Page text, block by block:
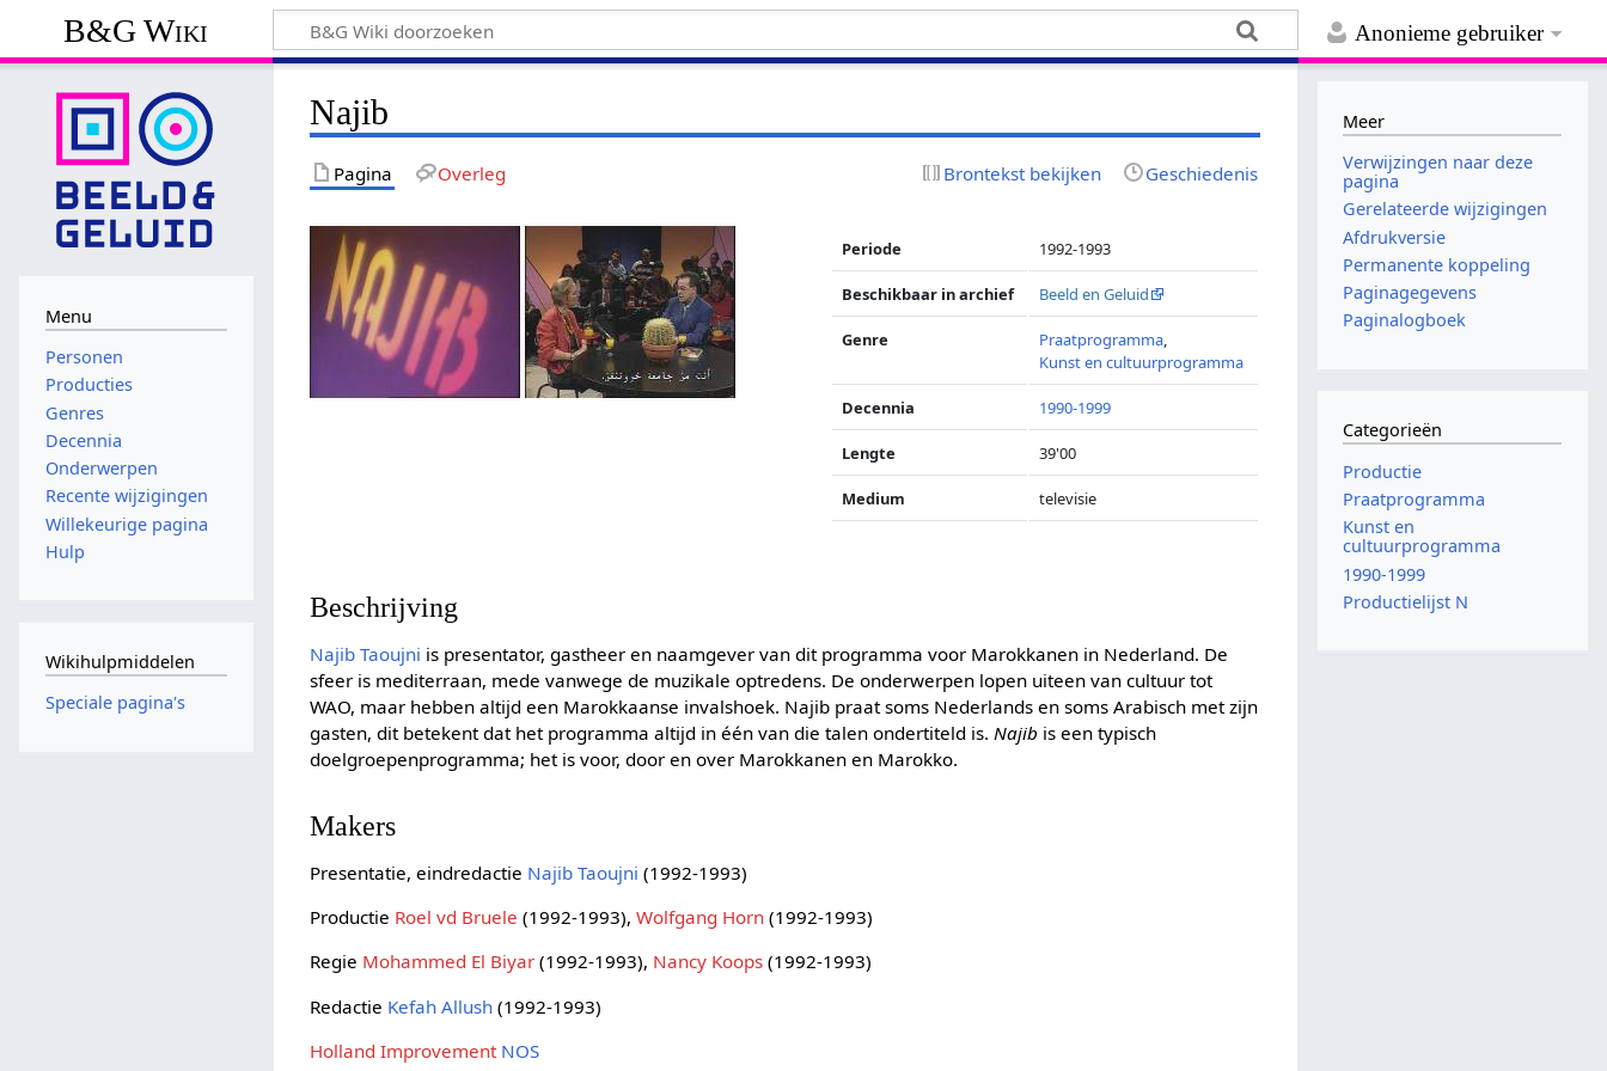
Anonieme gebruiker
B&G Wiki
Najib
Pagina Overleg Brontekst bekijken Geschiedenis
Periode 1992-1993
Beschikbaar in archief Beeld en Geluid
Genre Praatprogramma,
Kunst en cultuurprogramma
Decennia 1990-1999
Lengte 39'00
Medium televisie
Beschrijving
Najib Taoujni is presentator, gastheer en naamgever van dit programma voor Marokkanen in Nederland. De
sfeer is mediterraan, mede vanwege de muzikale optredens. De onderwerpen lopen uiteen van cultuur tot
WAO, maar hebben altijd een Marokkaanse invalshoek. Najib praat soms Nederlands en soms Arabisch met zijn
gasten, dit betekent dat het programma altijd in één van die talen ondertiteld is.Najib is een typisch
doelgroepenprogramma; het is voor, door en over Marokkanen en Marokko.
Makers
Presentatie, eindredactie Najib Taoujni (1992-1993)
Productie Roel vd Bruele (1992-1993),Wolfgang Horn (1992-1993)
Regie Mohammed El Biyar (1992-1993), Nancy Koops (1992-1993)
Redactie Kefah Allush (1992-1993)
Holland Improvement NOS
Menu
Personen
Producties
Genres
Decennia
Onderwerpen
Recente wijzigingen
Willekeurige pagina
Hulp
Wikihulpmiddelen
Speciale pagina's
Meer
Verwijzingen naar deze
pagina
Gerelateerde wijzigingen
Afdrukversie
Permanente koppeling
Paginagegevens
Paginalogboek
Categorieën
Productie
Praatprogramma
Kunst en
cultuurprogramma
1990-1999
Productielijst N